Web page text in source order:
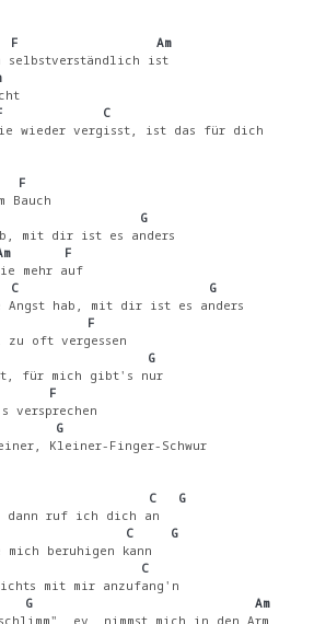
F                  Am
selbstverständlich ist
C
wieder vergisst, ist das für dich
F
Bauch
G
mit dir ist es anders
F
mehr auf
C                         G
hab, mit dir ist es anders
F
zu oft vergessen
G
für mich gibt's nur
F
G
Kleiner-Finger-Schwur
C   G
dann ruf ich dich an
C     G
beruhigen kann
C
mit mir anzufang'n
G                             Am
ey, nimmst mich in den Arm